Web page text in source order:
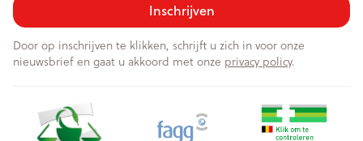
Inschrijven
Door op inschrijven te klikken, schrijft u zich in voor onze
nieuwsbrief en gaat u akkoord met onze privacy policy.